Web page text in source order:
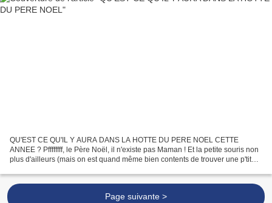
QU'EST CE QU'IL Y AURA DANS LA HOTTE DU PERE NOEL CETTE
ANNEE ? Pffffffff, le Père Noël, il n'existe pas Maman ! Et la petite souris non
plus d'ailleurs (mais on est quand même bien contents de trouver une p'tite
Page suivante >